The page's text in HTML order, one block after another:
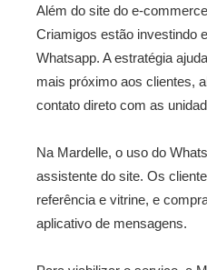
Além do site do e-
Criamigos estão investindo
Whatsapp. A estratégia
mais próximo aos clientes,
contato direto com as
Na Mardelle, o uso do
assistente do site. Os
referência e vitrine, e
aplicativo de mensagens.